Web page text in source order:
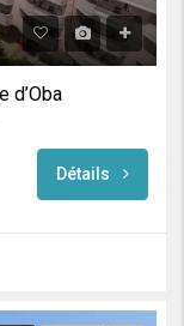
d’Oba
Détails